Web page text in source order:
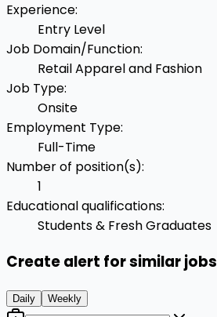
Experience:
Entry Level
Job Domain/Function:
Retail Apparel and Fashion
Job Type:
Onsite
Employment Type:
Full-Time
Number of position(s):
1
Educational qualifications:
Students & Fresh Graduates
Create alert for similar jobs
Daily Weekly